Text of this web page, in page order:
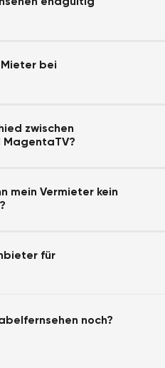
bei
zwischen
MagentaTV?
mein Vermieter kein
für
noch?